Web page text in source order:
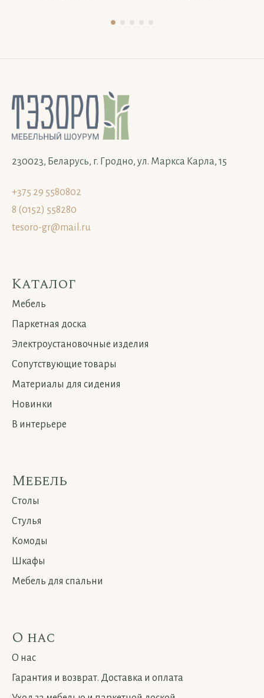
230023, Беларусь, г. Гродно, ул. Маркса Карла, 15
+375 29 5580802
8 (0152) 558280
tesoro-gr@mail.ru
Каталог
Мебель
Паркетная доска
Электроустановочные изделия
Сопутствующие товары
Материалы для сидения
Новинки
В интерьере
Мебель
Столы
Стулья
Комоды
Шкафы
Мебель для спальни
О нас
О нас
Гарантия и возврат. Доставка и оплата